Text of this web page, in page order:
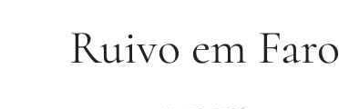
Ruivo em Faro